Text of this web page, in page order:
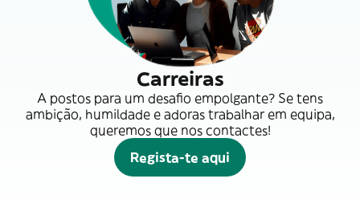
Carreiras
A postos para um desafio empolgante? Se tens
ambição, humildade e adoras trabalhar em equipa,
queremos que nos contactes!
Regista-te aqui